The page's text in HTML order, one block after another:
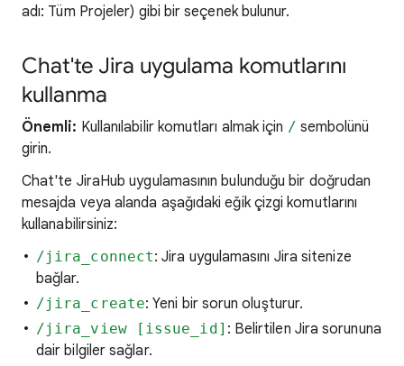
adı: Tüm Projeler) gibi bir seçenek bulunur.
Chat'te Jira uygulama komutlarını
kullanma
Önemli: Kullanılabilir komutları almak için / sembolünü
girin.
Chat'te JiraHub uygulamasının bulunduğu bir doğrudan
mesajda veya alanda aşağıdaki eğik çizgi komutlarını
kullanabilirsiniz:
/jira_connect: Jira uygulamasını Jira sitenize
bağlar.
/jira_create: Yeni bir sorun oluşturur.
/jira_view [issue_id] : Belirtilen Jira sorununa
dair bilgiler sağlar.